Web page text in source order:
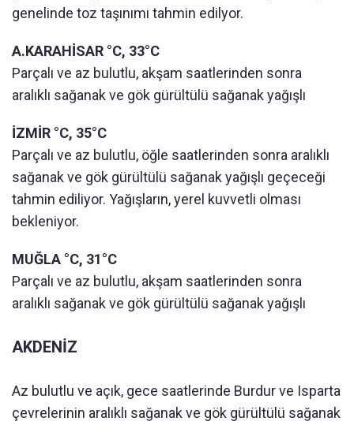
genelinde toz taşınımı tahmin edilyor.
A.KARAHİSAR °C, 33°C
Parçalı ve az bulutlu, akşam saatlerinden sonra
aralıklı sağanak ve gök gürültülü sağanak yağışlı
İZMİR °C, 35°C
Parçalı ve az bulutlu, öğle saatlerinden sonra aralıklı
sağanak ve gök gürültülü sağanak yağışlı geçeceği
tahmin ediliyor. Yağışların, yerel kuvvetli olması
bekleniyor.
MUĞLA °C, 31°C
Parçalı ve az bulutlu, akşam saatlerinden sonra
aralıklı sağanak ve gök gürültülü sağanak yağışlı
AKDENİZ
Az bulutlu ve açık, gece saatlerinde Burdur ve Isparta
çevrelerinin aralıklı sağanak ve gök gürültülü sağanak